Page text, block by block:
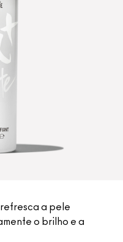
a pele
o brilho e a